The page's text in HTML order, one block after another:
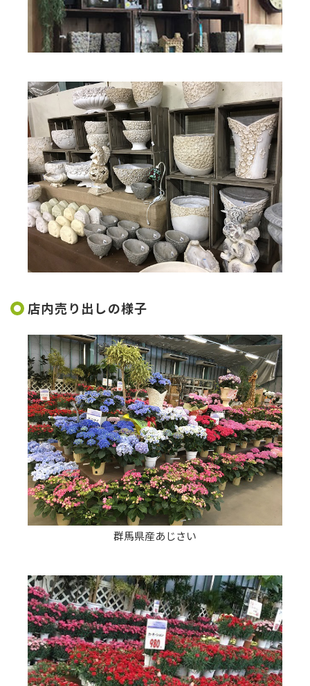
店内売り出しの様子
群馬県産あじさい